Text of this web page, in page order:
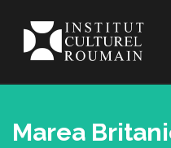
Marea